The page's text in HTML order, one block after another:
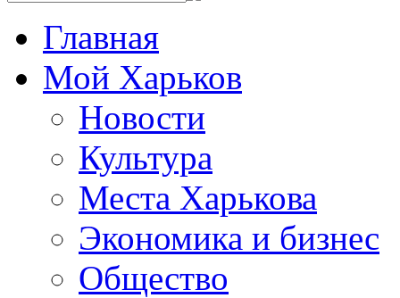
Главная
Мой Харьков
Новости
Культура
Места Харькова
Экономика и бизнес
Общество